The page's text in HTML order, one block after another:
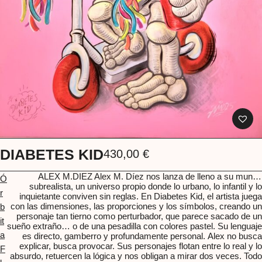
DIABETES KID430,00 €
Ó
r
b
it
a
F
ALEX M.DIEZAlex M. Díez nos lanza de lleno a su mundo
subrealista, un universo propio donde lo urbano, lo infantil y lo
inquietante conviven sin reglas. En Diabetes Kid, el artista juega
con las dimensiones, las proporciones y los símbolos, creando un
personaje tan tierno como perturbador, que parece sacado de un
sueño extraño… o de una pesadilla con colores pastel. Su lenguaje
es directo, gamberro y profundamente personal. Alex no busca
explicar, busca provocar. Sus personajes flotan entre lo real y lo
absurdo, retuercen la lógica y nos obligan a mirar dos veces. Todo